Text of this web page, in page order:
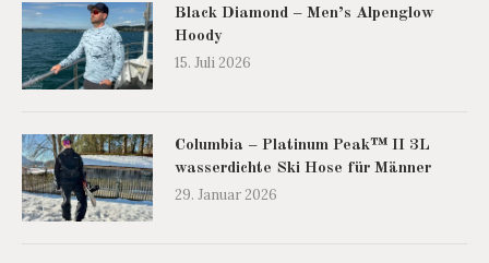
Black Diamond – Men’s Alpenglow
Hoody
15. Juli 2026
Columbia – Platinum Peak™ II 3L
wasserdichte Ski Hose für Männer
29. Januar 2026